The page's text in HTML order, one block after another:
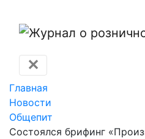
✕
Главная
Новости
Общепит
Состоялся брифинг